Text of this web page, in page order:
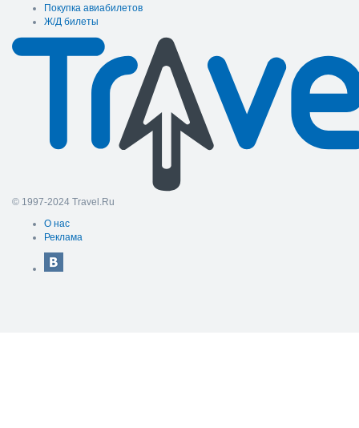
Покупка авиабилетов
Ж/Д билеты
© 1997-2024 Travel.Ru
О нас
Реклама